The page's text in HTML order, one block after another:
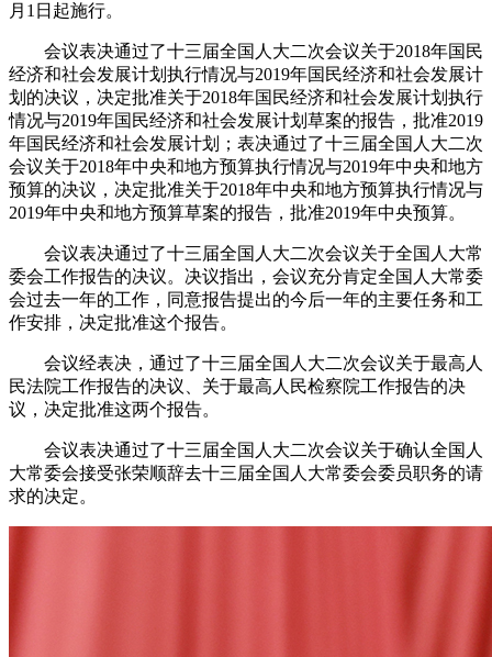
月1日起施行。
会议表决通过了十三届全国人大二次会议关于2018年国民
经济和社会发展计划执行情况与2019年国民经济和社会发展计
划的决议，决定批准关于2018年国民经济和社会发展计划执行
情况与2019年国民经济和社会发展计划草案的报告，批准2019
年国民经济和社会发展计划；表决通过了十三届全国人大二次
会议关于2018年中央和地方预算执行情况与2019年中央和地方
预算的决议，决定批准关于2018年中央和地方预算执行情况与
2019年中央和地方预算草案的报告，批准2019年中央预算。
会议表决通过了十三届全国人大二次会议关于全国人大常
委会工作报告的决议。决议指出，会议充分肯定全国人大常委
会过去一年的工作，同意报告提出的今后一年的主要任务和工
作安排，决定批准这个报告。
会议经表决，通过了十三届全国人大二次会议关于最高人
民法院工作报告的决议、关于最高人民检察院工作报告的决
议，决定批准这两个报告。
会议表决通过了十三届全国人大二次会议关于确认全国人
大常委会接受张荣顺辞去十三届全国人大常委会委员职务的请
求的决定。